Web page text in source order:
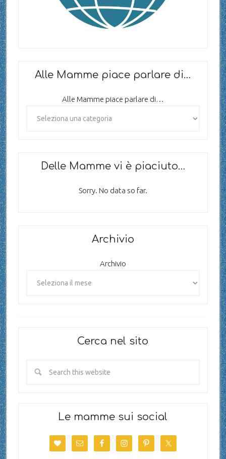
Alle Mamme piace parlare di…
Alle Mamme piace parlare di…
Delle Mamme vi è piaciuto…
Sorry. No data so far.
Archivio
Archivio
Cerca nel sito
Le mamme sui social